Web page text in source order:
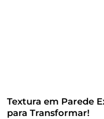
Textura em Parede
para Transformar!